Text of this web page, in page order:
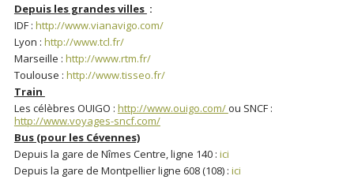
Depuis les grandes villes :
IDF : http://www.vianavigo.com/
Lyon : http://www.tcl.fr/
Marseille : http://www.rtm.fr/
Toulouse : http://www.tisseo.fr/
Train
Les célèbres OUIGO : http://www.ouigo.com/ou SNCF :
http://www.voyages-sncf.com/
Bus (pour les Cévennes)
Depuis la gare de Nîmes Centre, ligne 140 : ici
Depuis la gare de Montpellier ligne 608 (108) : ici